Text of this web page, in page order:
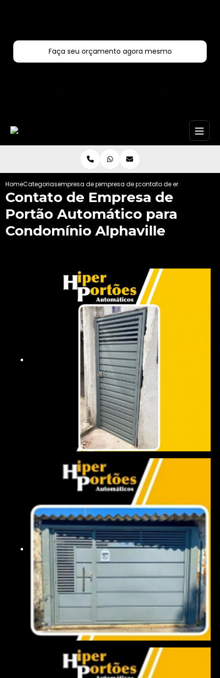
Faça seu orçamento agora mesmo
HomeCategoriasempresa de portoes automaticos
empresa de portao automatico de
contato de empresa de
Contato de Empresa de
Portão Automático para
Condomínio Alphaville